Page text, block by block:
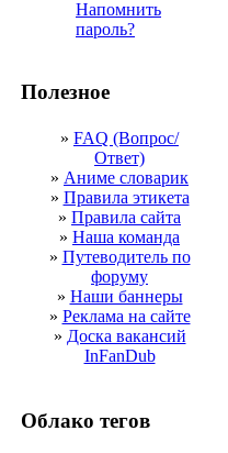
Напомнить
пароль?
Полезное
» FAQ (Вопрос/
Ответ)
» Аниме словарик
» Правила этикета
» Правила сайта
» Наша команда
» Путеводитель по
форуму
» Наши баннеры
» Реклама на сайте
» Доска вакансий
InFanDub
Облако тегов